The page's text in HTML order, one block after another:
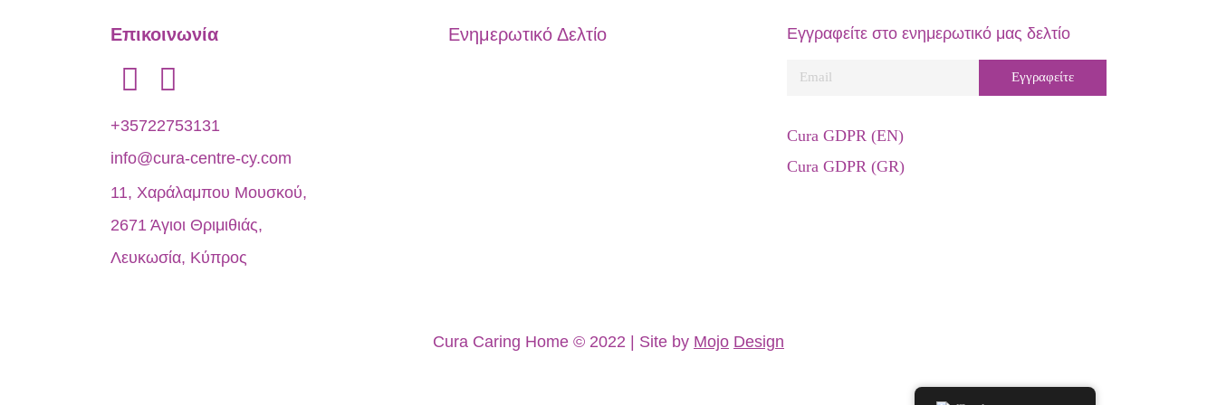
Επικοινωνία
+35722753131
info@cura-centre-cy.com
11, Χαράλαμπου Μουσκού,
2671 Άγιοι Θριμιθιάς,
Λευκωσία, Κύπρος
Ενημερωτικό Δελτίο Εγγραφείτε στο ενημερωτικό μας δελτίο
Εγγραφείτε
Cura GDPR (EN)
Cura GDPR (GR)
Cura Caring Home © 2022 | Site by Mojo Design